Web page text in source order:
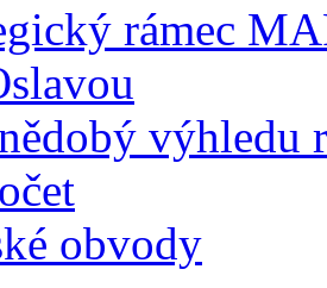
rámec
výhledu
obvody